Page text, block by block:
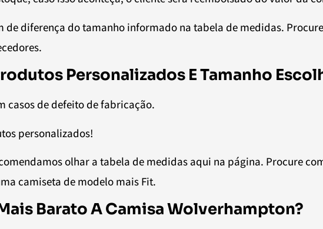
de diferença do tamanho informado na tabela de medidas.
Personalizados E Tamanho
casos de defeito de fabricação.
personalizados!
olhar a tabela de medidas aqui na página. Procure
camiseta de modelo mais Fit.
Barato A Camisa Wolverhampton?